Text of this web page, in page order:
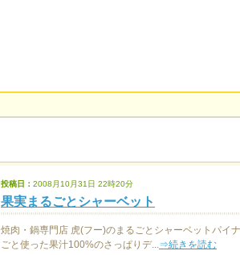
投稿日： 2008月10月31日 22時20分
果実まるごとシャーベット
焼肉・鍋専門店 虎(フー)のまるごとシャーベットパイ
ごと使った果汁100%のさっぱりデ...⇒続きを読む